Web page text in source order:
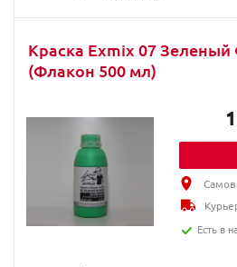
Краска Exmix 07
(Флакон 500 мл)
Есть в